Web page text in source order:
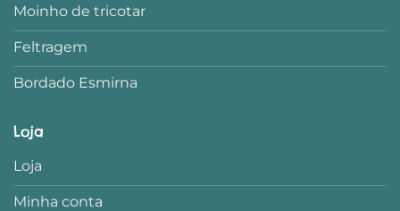
Moinho de tricotar
Feltragem
Bordado Esmirna
Loja
Loja
Minha conta